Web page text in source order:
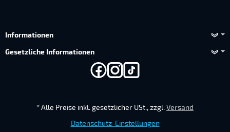
Informationen
Gesetzliche Informationen
*Alle Preise inkl. gesetzlicher USt., zzgl.Versand
Datenschutz-Einstellungen